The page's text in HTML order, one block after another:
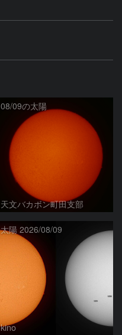
08/09の太陽
天文バカボン町田支部
太陽 2026/08/09
kino